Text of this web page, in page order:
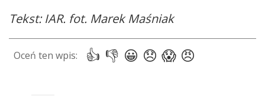
Tekst: IAR. fot. Marek Maśniak